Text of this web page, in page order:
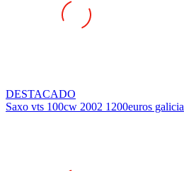
DESTACADO
Saxo vts 100cw 2002 1200euros galicia